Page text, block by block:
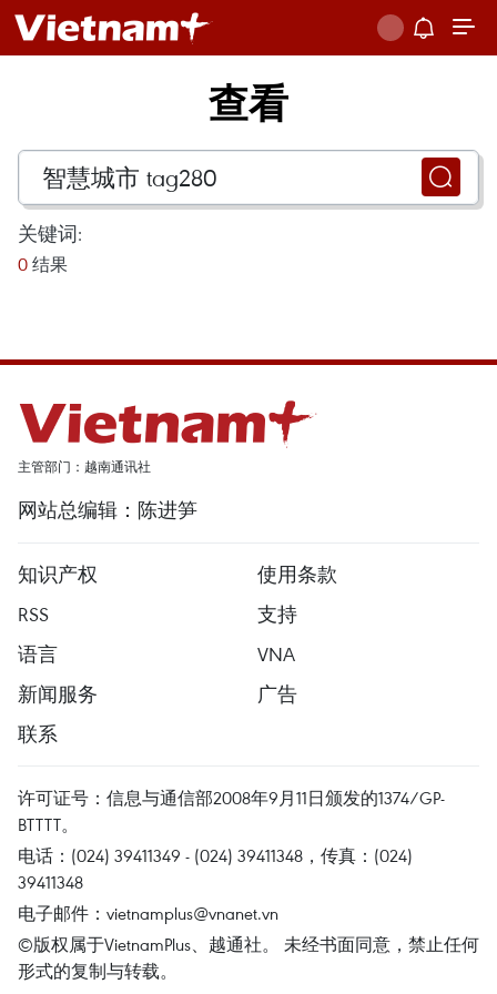
查看
关键词:
0 结果
主管部门：越南通讯社
网站总编辑：陈进笋
知识产权
使用条款
RSS
支持
语言
VNA
新闻服务
广告
联系
许可证号：信息与通信部2008年9月11日颁发的1374/GP-
BTTTT。
电话：(024) 39411349 - (024) 39411348，传真：(024)
39411348
电子邮件： vietnamplus@vnanet.vn
©版权属于VietnamPlus、越通社。 未经书面同意，禁止任何
形式的复制与转载。